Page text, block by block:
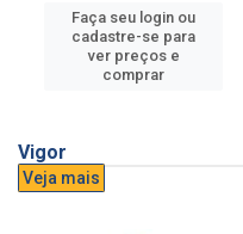
Faça seu login ou
cadastre-se para
ver preços e
comprar
Vigor
Veja mais